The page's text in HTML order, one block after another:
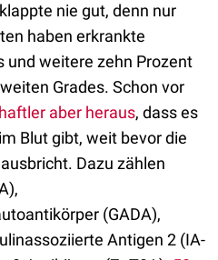
nie gut, denn nur
haben erkrankte
und weitere zehn Prozent
Grades. Schon vor
aber heraus, dass es
Blut gibt, weit bevor die
Dazu zählen
(GADA),
Antigen 2 (IA-